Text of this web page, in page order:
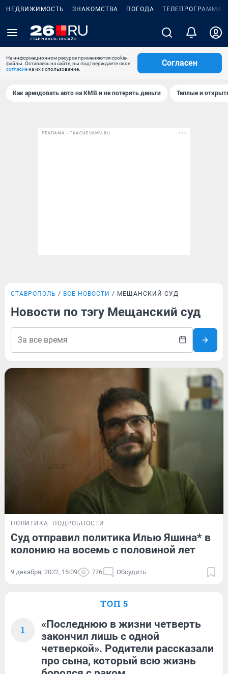
НЕДВИЖИМОСТЬ ЗНАКОМСТВА ПОГОДА ТЕЛЕПРОГРАММА
На информационном ресурсе применяются cookie-
файлы. Оставаясь на сайте, вы подтверждаете свое
согласиена их использование.
Согласен
Как арендовать авто на КМВ и не потерять деньги Теплые и
РЕКЛАМА • TKACHEVKMV.RU
СТАВРОПОЛЬ ВСЕ НОВОСТИ МЕЩАНСКИЙ СУД
Новости по тэгу Мещанский суд
ПОЛИТИКА ПОДРОБНОСТИ
Суд отправил политика Илью Яшина* в
колонию на восемь с половиной лет
9 декабря, 2022, 15:09 776 Обсудить
ТОП 5
1
«Последнюю в жизни четверть
закончил лишь с одной
четверкой». Родители рассказали
про сына, который всю жизнь